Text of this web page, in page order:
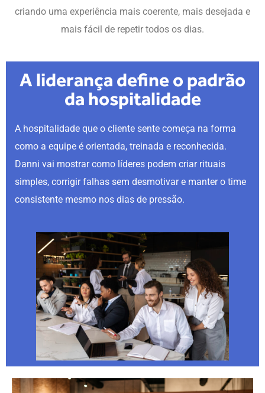
criando uma experiência mais coerente, mais desejada e
mais fácil de repetir todos os dias.
A liderança define o padrão
da hospitalidade
A hospitalidade que o cliente sente começa na forma
como a equipe é orientada, treinada e reconhecida.
Danni vai mostrar como líderes podem criar rituais
simples, corrigir falhas sem desmotivar e manter o time
consistente mesmo nos dias de pressão.